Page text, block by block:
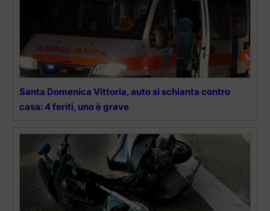
Santa Domenica Vittoria, auto si schianta contro
casa: 4 feriti, uno è grave